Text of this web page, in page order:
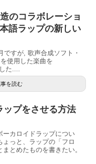
のコラボレーショ
語ラップの新しい
ですが, 歌声合成ソフト・
使用した楽曲を
た....
を読む
ップをさせる方法
ーカロイドラップについ
っと、ラップの「フロ
とめたものを書きたい。